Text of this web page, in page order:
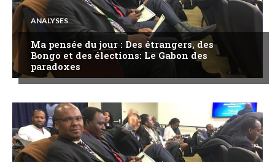
ANALYSES
Ma pensée du jour : Des étrangers, des
Bongo et des élections: Le Gabon des
paradoxes